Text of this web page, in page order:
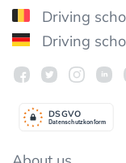
Driving
Driving
Datenschutzkonform
DSGVO